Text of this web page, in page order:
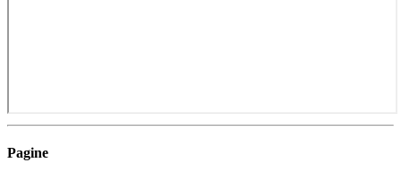
Pagine